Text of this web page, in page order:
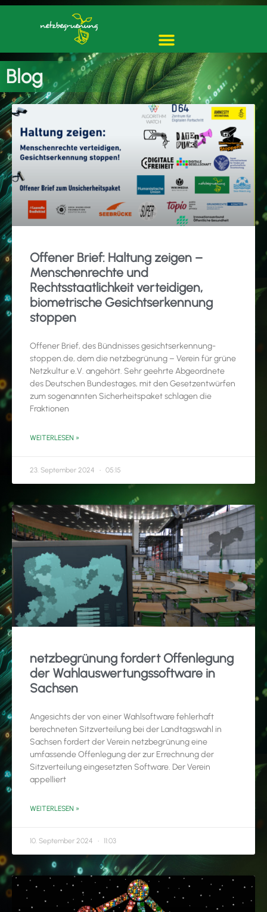
Blog
Offener Brief: Haltung zeigen –
Menschenrechte und
Rechtsstaatlichkeit verteidigen,
biometrische Gesichtserkennung
stoppen
Offener Brief, des Bündnisses gesichtserkennung-
stoppen.de, dem die netzbegrünung – Verein für grüne
Netzkultur e.V. angehört. Sehr geehrte Abgeordnete
des Deutschen Bundestages, mit den Gesetzentwürfen
zum sogenannten Sicherheitspaket schlagen die
Fraktionen
WEITERLESEN »
23. September 2024 05:15
netzbegrünung fordert Offenlegung
der Wahlauswertungssoftware in
Sachsen
Angesichts der von einer Wahlsoftware fehlerhaft
berechneten Sitzverteilung bei der Landtagswahl in
Sachsen fordert der Verein netzbegrünung eine
umfassende Offenlegung der zur Errechnung der
Sitzverteilung eingesetzten Software. Der Verein
appelliert
WEITERLESEN »
10. September 2024 11:03